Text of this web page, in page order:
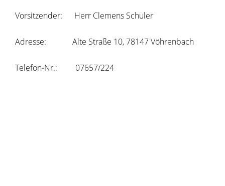
Vorsitzender: Herr Clemens Schuler
Adresse: Alte Straße 10, 78147 Vöhrenbach
Telefon-Nr.: 07657/224